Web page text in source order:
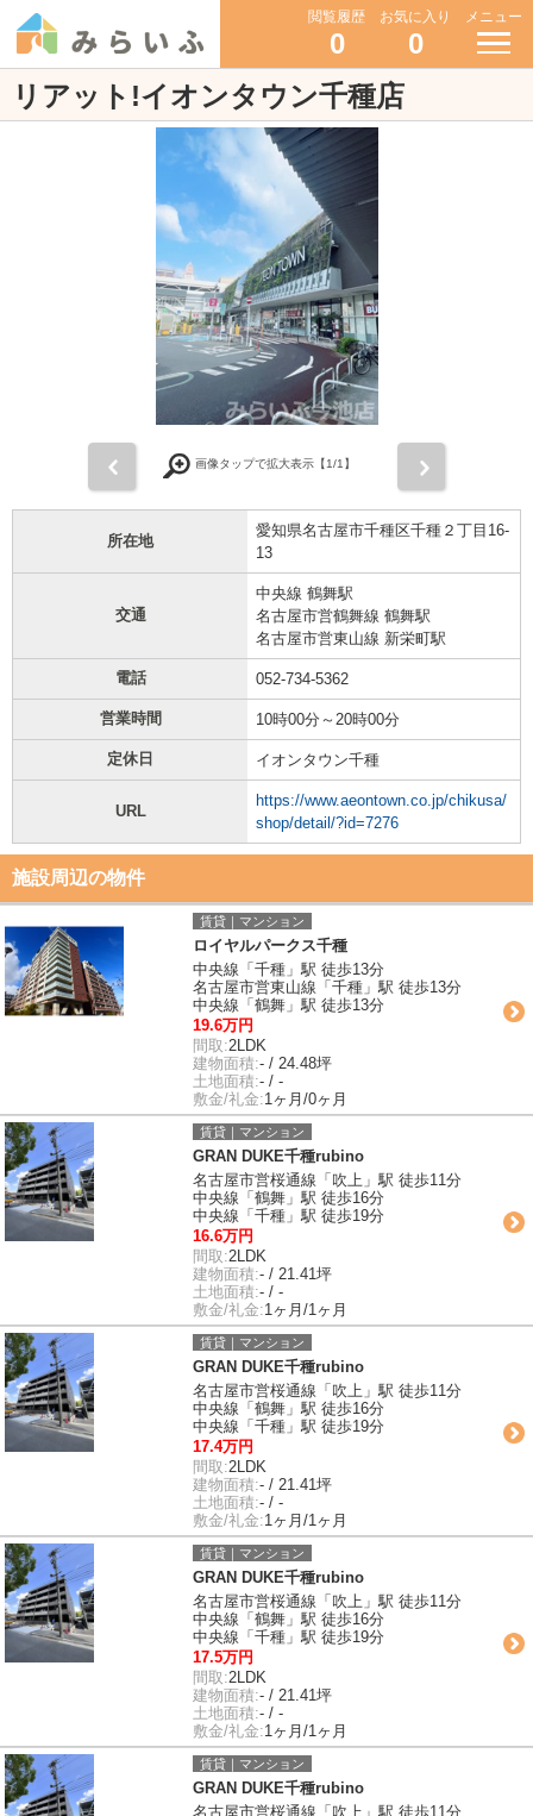
閲覧履歴
0
お気に入り
0
メニュー
リアット!イオンタウン千種店
画像タップで拡大表示【1/1】
所在地
愛知県名古屋市千種区千種２丁目16-
13
交通
中央線 鶴舞駅
名古屋市営鶴舞線 鶴舞駅
名古屋市営東山線 新栄町駅
電話 052-734-5362
営業時間 10時00分～20時00分
定休日 イオンタウン千種
URL
https://www.aeontown.co.jp/chikusa/
shop/detail/?id=7276
施設周辺の物件
賃貸｜マンション
ロイヤルパークス千種
中央線「千種」駅 徒歩13分
名古屋市営東山線「千種」駅 徒歩13分
中央線「鶴舞」駅 徒歩13分
19.6万円
間取:2LDK
建物面積:- / 24.48坪
土地面積:- / -
敷金/礼金:1ヶ月/0ヶ月
賃貸｜マンション
GRAN DUKE千種rubino
名古屋市営桜通線「吹上」駅 徒歩11分
中央線「鶴舞」駅 徒歩16分
中央線「千種」駅 徒歩19分
16.6万円
間取:2LDK
建物面積:- / 21.41坪
土地面積:- / -
敷金/礼金:1ヶ月/1ヶ月
賃貸｜マンション
GRAN DUKE千種rubino
名古屋市営桜通線「吹上」駅 徒歩11分
中央線「鶴舞」駅 徒歩16分
中央線「千種」駅 徒歩19分
17.4万円
間取:2LDK
建物面積:- / 21.41坪
土地面積:- / -
敷金/礼金:1ヶ月/1ヶ月
賃貸｜マンション
GRAN DUKE千種rubino
名古屋市営桜通線「吹上」駅 徒歩11分
中央線「鶴舞」駅 徒歩16分
中央線「千種」駅 徒歩19分
17.5万円
間取:2LDK
建物面積:- / 21.41坪
土地面積:- / -
敷金/礼金:1ヶ月/1ヶ月
賃貸｜マンション
GRAN DUKE千種rubino
名古屋市営桜通線「吹上」駅 徒歩11分